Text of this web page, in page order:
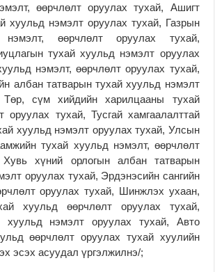
өөрчлөлт оруулах тухай, Ашигт
хуульд нэмэлт оруулах тухай, Газрын
өөрчлөлт оруулах тухай,
тухай хуульд нэмэлт оруулах
нэмэлт, өөрчлөлт оруулах тухай,
албан татварын тухай хуульд нэмэлт
Төр, сүм хийдийн харилцааны тухай
оруулах тухай, Тусгай хамгаалалттай
хуульд нэмэлт оруулах тухай, Улсын
тухай хуульд нэмэлт, өөрчлөлт
Хувь хүний орлогын албан татварын
оруулах тухай, Эрдэнэсийн сангийн
оруулах тухай, Шинжлэх ухаан,
хуульд өөрчлөлт оруулах тухай,
хуульд нэмэлт оруулах тухай, Авто
өөрчлөлт оруулах тухай хуулийн
эсэх асуудал үргэлжилнэ/;